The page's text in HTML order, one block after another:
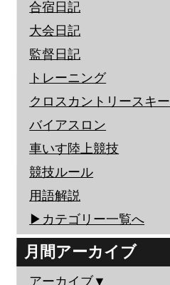
合宿日記
大会日記
監督日記
トレーニング
クロスカントリースキー
バイアスロン
車いす陸上競技
競技ルール
用語解説
▶︎カテゴリー一覧へ
月間アーカイブ
アーカイブ▼